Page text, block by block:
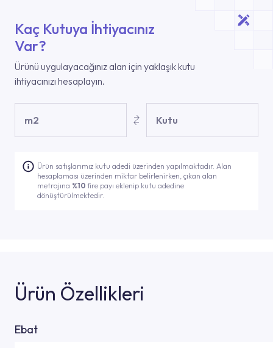
Kaç Kutuya İhtiyacınız
Var?
Ürünü uygulayacağınız alan için yaklaşık kutu
ihtiyacınızı hesaplayın.
m2 Kutu
Ürün satışlarımız kutu adedi üzerinden yapılmaktadır. Alan
hesaplaması üzerinden miktar belirlenirken, çıkan alan
metrajına %10fire payı eklenip kutu adedine
dönüştürülmektedir.
Ürün Özellikleri
Ebat